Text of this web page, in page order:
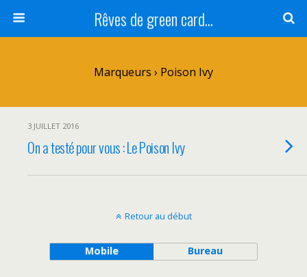
Rêves de green card...
Marqueurs › Poison Ivy
3 JUILLET 2016
On a testé pour vous : Le Poison Ivy
Retour au début
Mobile Bureau